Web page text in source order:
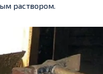
раствором.